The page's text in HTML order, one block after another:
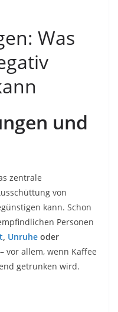
Was
und
zentrale
von
kann. Schon
Personen
, Unruhe oder
– vor allem, wenn Kaffee
getrunken wird.